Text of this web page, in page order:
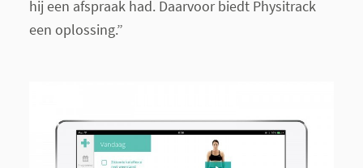
hij een afspraak had. Daarvoor biedt Physitrack
een oplossing.”